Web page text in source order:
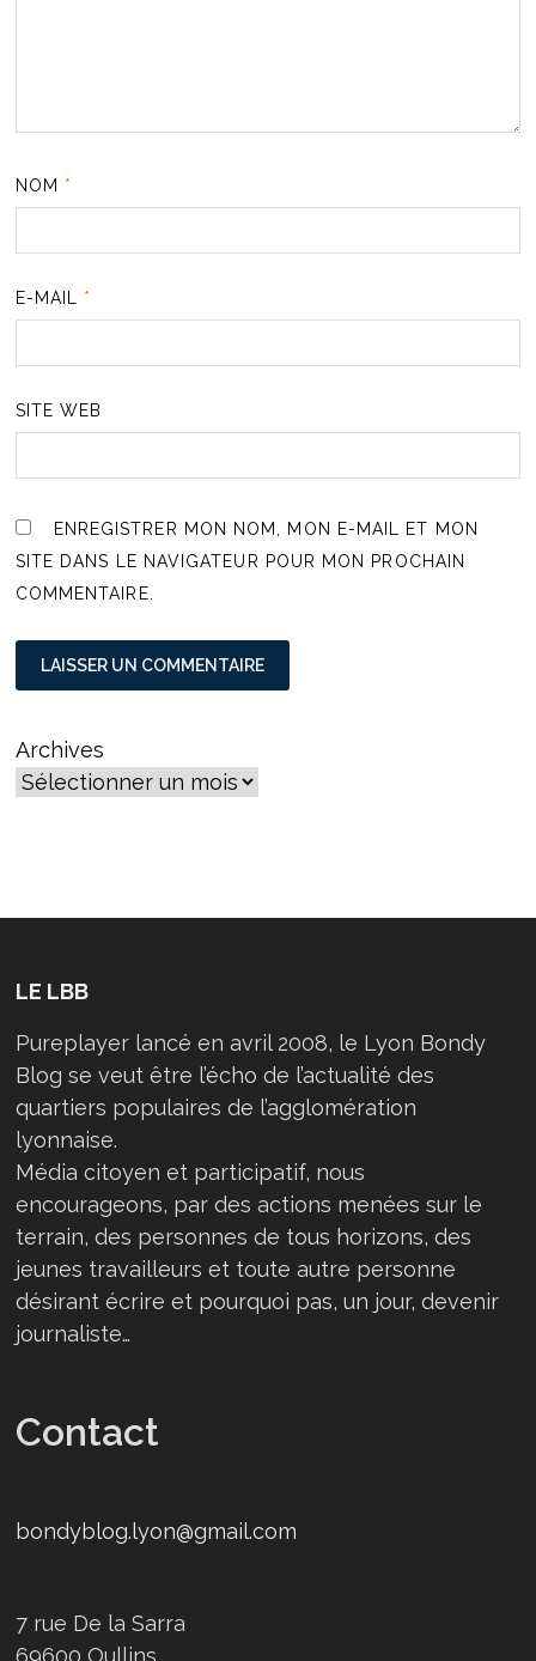
NOM *
E-MAIL *
SITE WEB
ENREGISTRER MON NOM, MON E-MAIL ET MON
SITE DANS LE NAVIGATEUR POUR MON PROCHAIN
COMMENTAIRE.
Archives
LE LBB
Pureplayer lancé en avril 2008, le Lyon Bondy
Blog se veut être l’écho de l’actualité des
quartiers populaires de l’agglomération
lyonnaise.
Média citoyen et participatif, nous
encourageons, par des actions menées sur le
terrain, des personnes de tous horizons, des
jeunes travailleurs et toute autre personne
désirant écrire et pourquoi pas, un jour, devenir
journaliste…
Contact
bondyblog.lyon@gmail.com
7 rue De la Sarra
69600 Oullins